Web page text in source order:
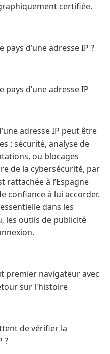
certifiée.
d’une adresse IP ?
d’une adresse IP
adresse IP peut être
: sécurité, analyse de
ou blocages
de la cybersécurité, par
rattachée à l’Espagne
confiance à lui accorder.
dans les
les outils de publicité
premier navigateur avec
sur l'histoire
de vérifier la
?